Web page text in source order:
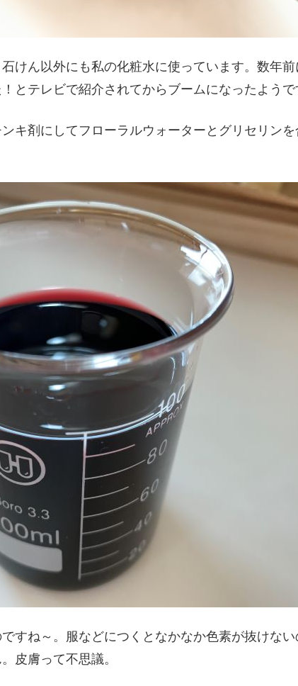
けん以外にも私の化粧水に使っています。数年前
とテレビで紹介されてからブームになったようで
キ剤にしてフローラルウォーターとグリセリンを
すね～。服などにつくとなかなか色素が抜けない
皮膚って不思議。